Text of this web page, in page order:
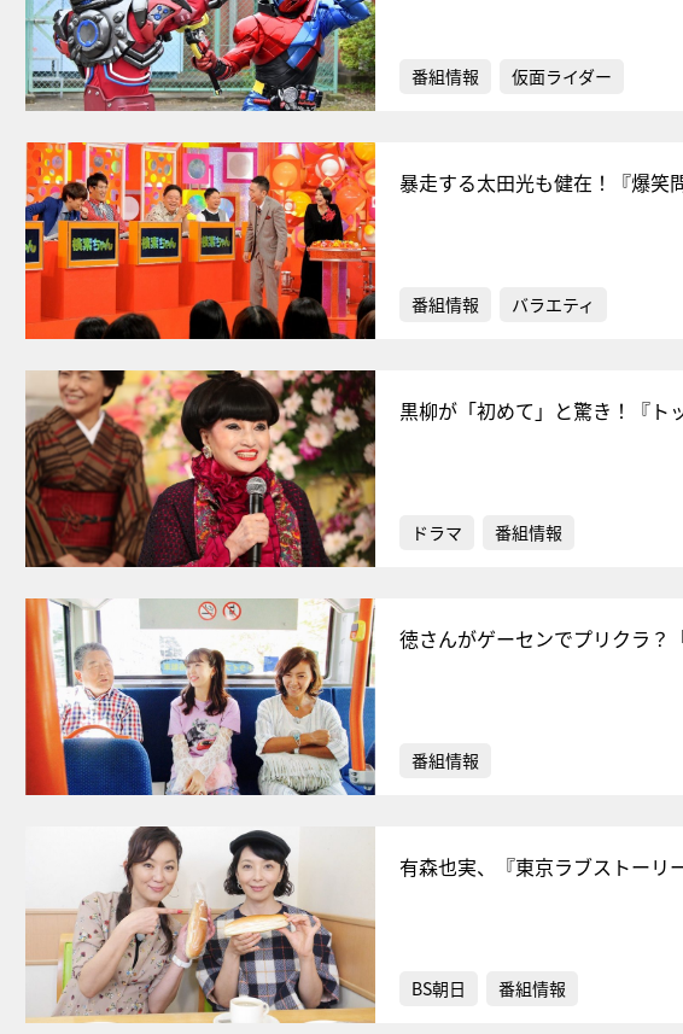
番組情報 仮面ライダー
暴走する太田光も健在！『爆笑
番組情報 バラエティ
黒柳が「初めて」と驚き！『ト
ドラマ 番組情報
徳さんがゲーセンでプリクラ？
番組情報
有森也実、『東京ラブストーリ
BS朝日 番組情報